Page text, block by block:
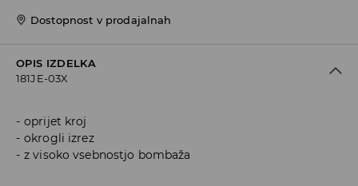
Dostopnost v prodajalnah
OPIS IZDELKA
181JE-03X
oprijet kroj
okrogli izrez
z visoko vsebnostjo bombaža